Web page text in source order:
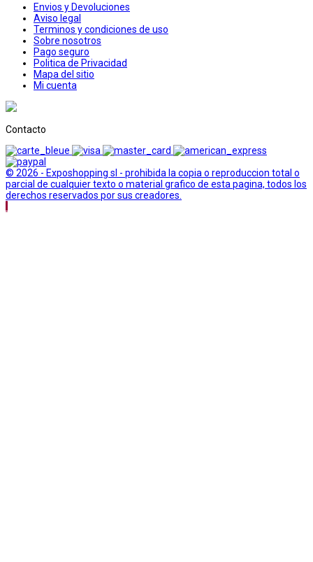
Envios y Devoluciones
Aviso legal
Terminos y condiciones de uso
Sobre nosotros
Pago seguro
Politica de Privacidad
Mapa del sitio
Mi cuenta
Contacto
© 2026 - Exposhopping sl - prohibida la copia o reproduccion total o
parcial de cualquier texto o material grafico de esta pagina, todos los
derechos reservados por sus creadores.